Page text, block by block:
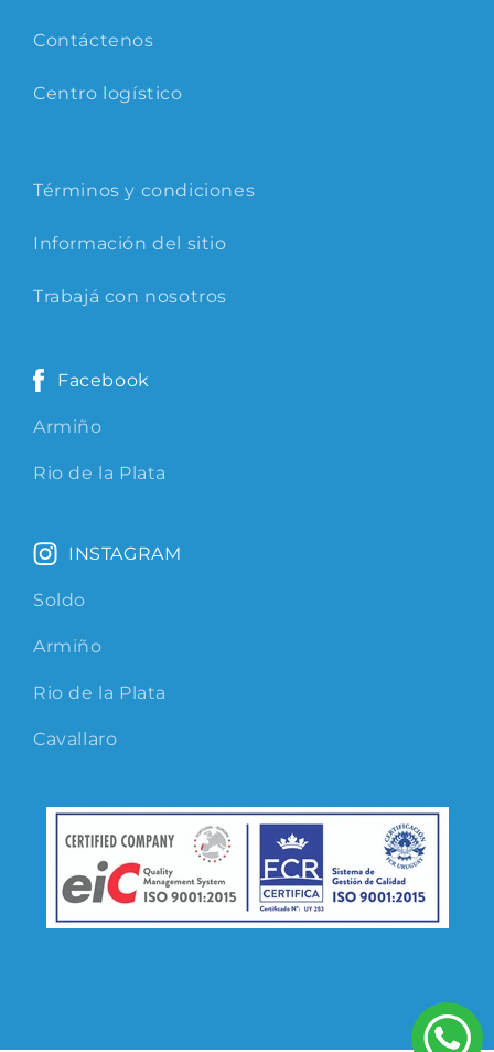
Contáctenos
Centro logístico
Términos y condiciones
Información del sitio
Trabajá con nosotros
Facebook
Armiño
Rio de la Plata
INSTAGRAM
Soldo
Armiño
Rio de la Plata
Cavallaro